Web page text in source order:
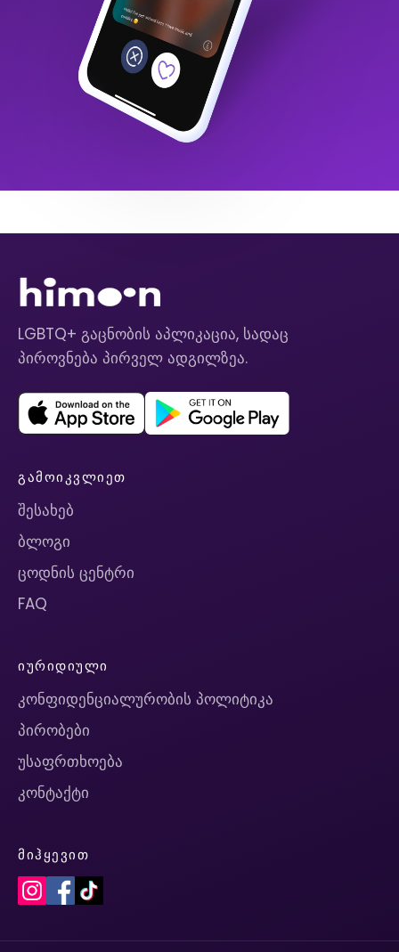
LGBTQ+ გაცნობის აპლიკაცია, სადაც
პიროვნება პირველ ადგილზეა.
ᲒᲐᲛᲝᲘᲙᲕᲚᲘᲔᲗ
შესახებ
ბლოგი
ცოდნის ცენტრი
FAQ
ᲘᲣᲠᲘᲓᲘᲣᲚᲘ
კონფიდენციალურობის პოლიტიკა
პირობები
უსაფრთხოება
კონტაქტი
ᲛᲘᲰᲧᲔᲕᲘᲗ